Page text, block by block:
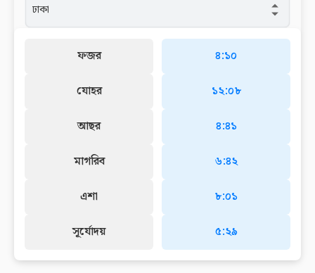
ফজর
যোহর
আছর
মাগরিব
এশা
সূর্যোদয়
৪:১০
১২:০৮
৪:৪১
৬:৪২
৮:০১
৫:২৯